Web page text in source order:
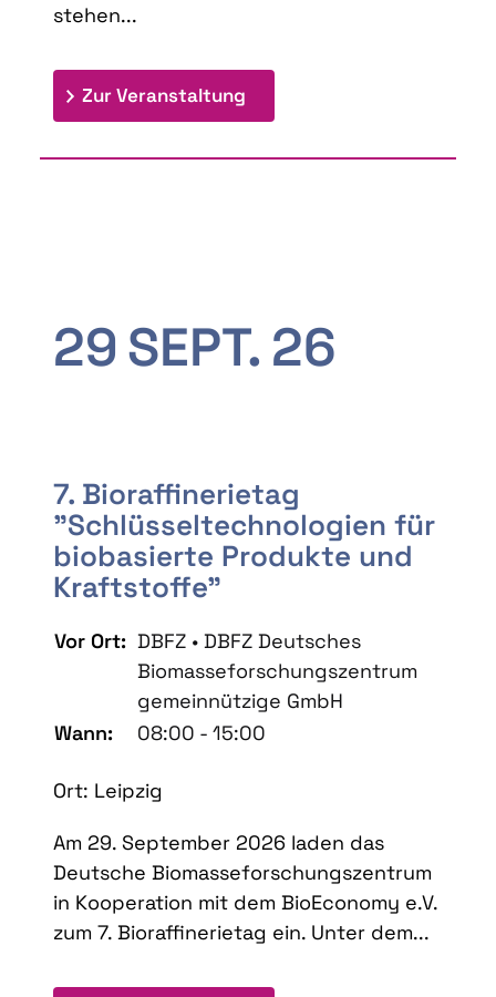
stehen...
Zur Veranstaltung
29SEPT. 26
7. Bioraffinerietag
"Schlüsseltechnologien für
biobasierte Produkte und
Kraftstoffe"
Vor Ort: DBFZ • DBFZ Deutsches
Biomasseforschungszentrum
gemeinnützige GmbH
Wann:
08:00 - 15:00
Ort: Leipzig
Am 29. September 2026 laden das
Deutsche Biomasseforschungszentrum
in Kooperation mit dem BioEconomy e.V.
zum 7. Bioraffinerietag ein. Unter dem...